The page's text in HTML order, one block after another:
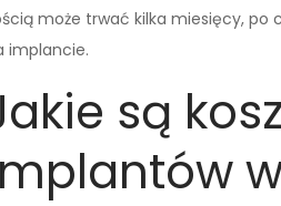
może trwać kilka miesięcy,
implancie.
są